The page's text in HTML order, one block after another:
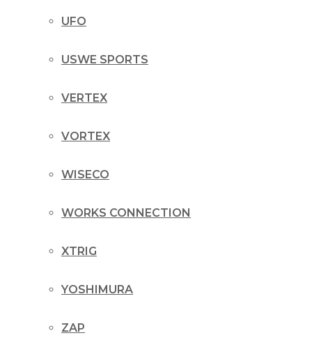
UFO
USWE SPORTS
VERTEX
VORTEX
WISECO
WORKS CONNECTION
XTRIG
YOSHIMURA
ZAP